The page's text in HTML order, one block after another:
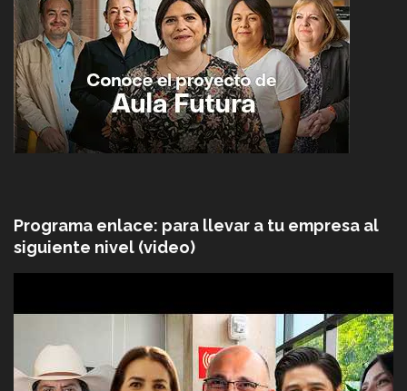
Programa enlace: para llevar a tu empresa al
siguiente nivel (video)